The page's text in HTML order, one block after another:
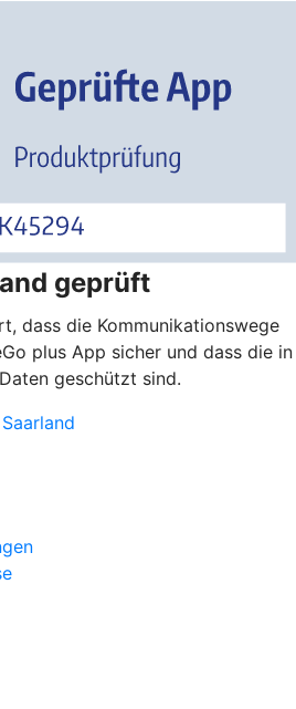
geprüft
dass die Kommunikationswege
plus App sicher und dass die in
geschützt sind.